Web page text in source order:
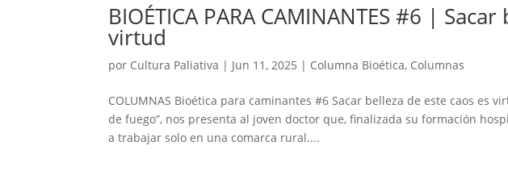
BIOÉTICA PARA CAMINANTES #6 |
virtud
por Cultura Paliativa | Jun 11, 2025 | Columna Bioética, Columnas
COLUMNAS Bioética para caminantes #6 Sacar belleza de este caos es
de fuego”, nos presenta al joven doctor que, finalizada su formación
a trabajar solo en una comarca rural....